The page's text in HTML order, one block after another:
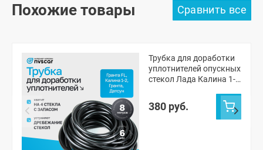
Похожие товары
Трубка для доработки
уплотнителей опускных
стекол Лада Калина 1-
(черная, 8 метров)
380 руб.